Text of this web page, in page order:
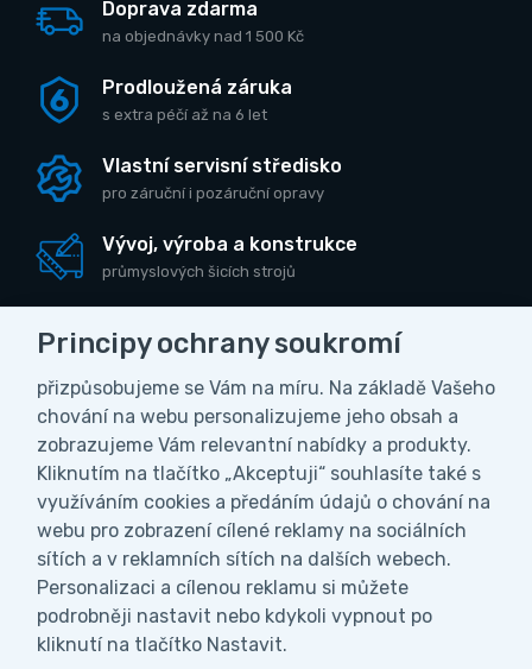
Doprava zdarma
na objednávky nad 1 500 Kč
Prodloužená záruka
s extra péčí až na 6 let
Vlastní servisní středisko
pro záruční i pozáruční opravy
Vývoj, výroba a konstrukce
průmyslových šicích strojů
CZK
Obchodní podmínky
Ochrana osobních údajů
Nastavení soukromí
Principy ochrany soukromí
přizpůsobujeme se Vám na míru. Na základě Vašeho
chování na webu personalizujeme jeho obsah a
zobrazujeme Vám relevantní nabídky a produkty.
Kliknutím na tlačítko „Akceptuji“ souhlasíte také s
využíváním cookies a předáním údajů o chování na
webu pro zobrazení cílené reklamy na sociálních
sítích a v reklamních sítích na dalších webech.
Personalizaci a cílenou reklamu si můžete
podrobněji nastavit nebo kdykoli vypnout po
kliknutí na tlačítko Nastavit.